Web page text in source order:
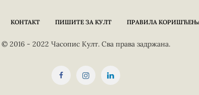
КОНТАКТ ПИШИТЕ ЗА КУЛТ ПРАВИЛА
© 2016 - 2022 Часопис Култ. Сва права задржана.